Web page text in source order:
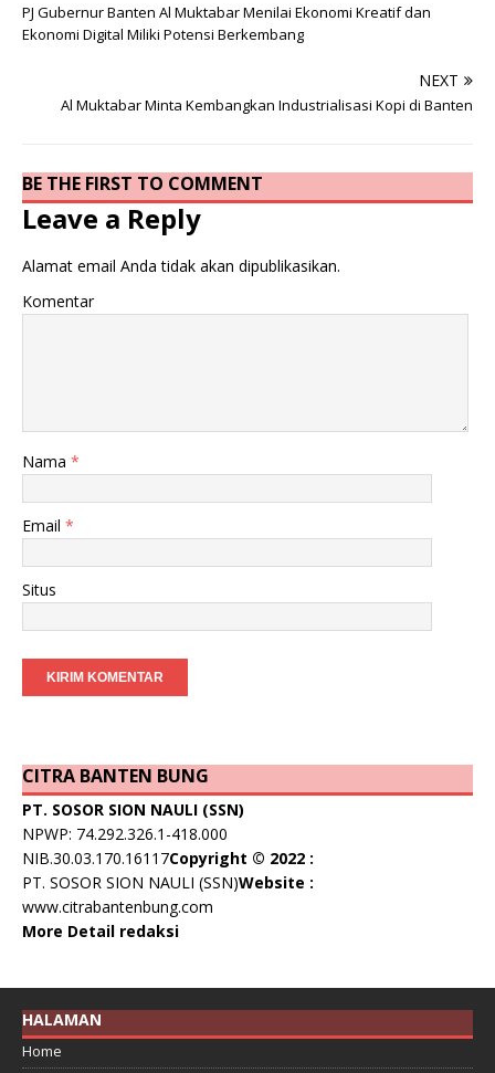
PJ Gubernur Banten Al Muktabar Menilai Ekonomi Kreatif dan
Ekonomi Digital Miliki Potensi Berkembang
NEXT
Al Muktabar Minta Kembangkan Industrialisasi Kopi di Banten
BE THE FIRST TO COMMENT
Leave a Reply
Alamat email Anda tidak akan dipublikasikan.
Komentar
Nama *
Email *
Situs
CITRA BANTEN BUNG
PT. SOSOR SION NAULI (SSN)
NPWP: 74.292.326.1-418.000
NIB.30.03.170.16117Copyright © 2022 :
PT. SOSOR SION NAULI (SSN)Website :
www.citrabantenbung.com
More Detail redaksi
HALAMAN
Home